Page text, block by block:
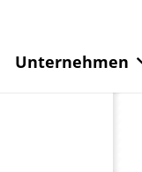
Unternehmen